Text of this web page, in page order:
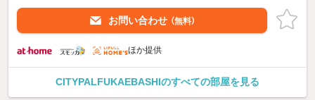
お問い合わせ （無料）
ほか提供
CITYPALFUKAEBASHIのすべての部屋を見る